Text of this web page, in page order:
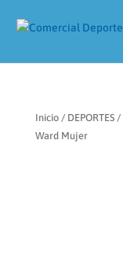
Inicio/ DEPORTES/
Ward Mujer